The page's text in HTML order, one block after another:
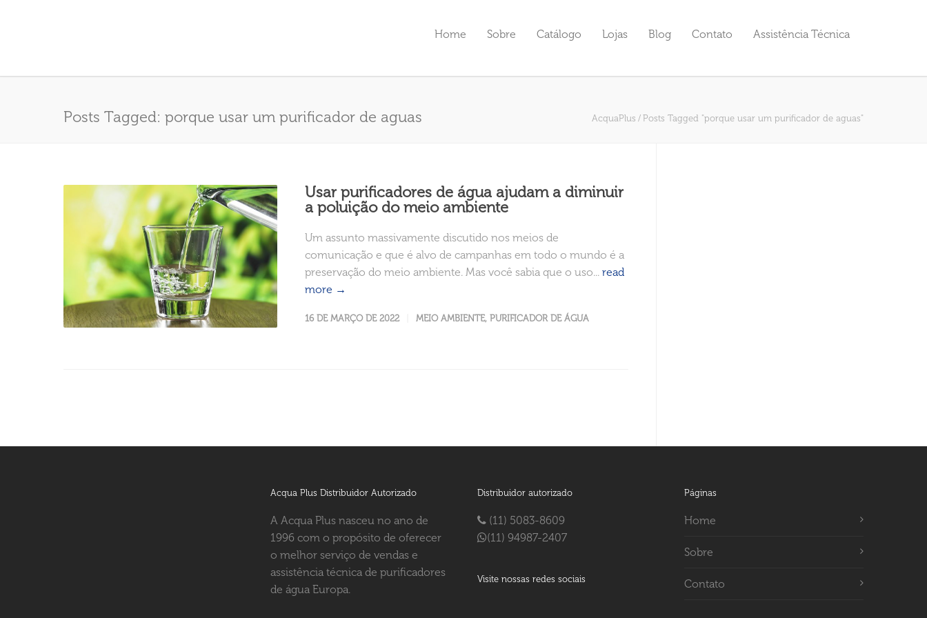
Home Sobre Catálogo Lojas Blog Contato Assistência Técnica
Posts Tagged: porque usar um purificador de aguas AcquaPlus / Posts Tagged "porque usar um purificador de aguas"
Usar purificadores de água ajudam a diminuir
a poluição do meio ambiente
Um assunto massivamente discutido nos meios de
comunicação e que é alvo de campanhas em todo o mundo é a
preservação do meio ambiente. Mas você sabia que o uso... read
more →
16 DE MARÇO DE 2022 MEIO AMBIENTE, PURIFICADOR DE ÁGUA
Acqua Plus Distribuidor Autorizado
A Acqua Plus nasceu no ano de
1996 com o propósito de oferecer
o melhor serviço de vendas e
assistência técnica de purificadores
de água Europa.
Distribuidor autorizado
(11) 5083-8609
(11) 94987-2407
Visite nossas redes sociais
Páginas
Home
Sobre
Contato